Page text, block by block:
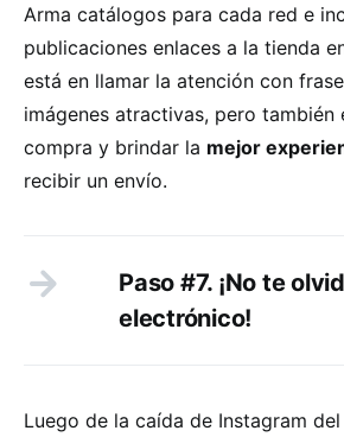
Arma catálogos para cada red e
publicaciones enlaces a la tienda
está en llamar la atención con
imágenes atractivas, pero también
compra y brindar la mejor
recibir un envío.
Paso #7. ¡No te
electrónico!
Luego de la caída de Instagram